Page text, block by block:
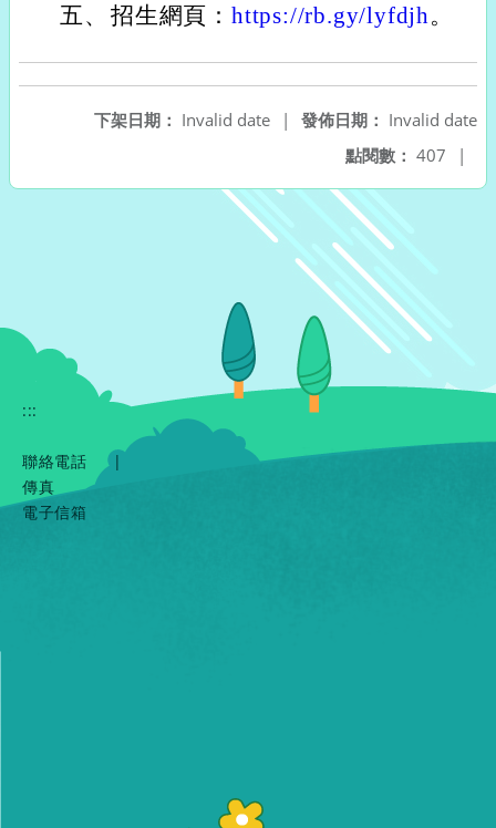
五、 招生網頁： https://rb.gy/lyfdjh。
發佈日期： Invalid date
下架日期： Invalid date
|
點閱數： 407 |
:::
聯絡電話
|
傳真
電子信箱